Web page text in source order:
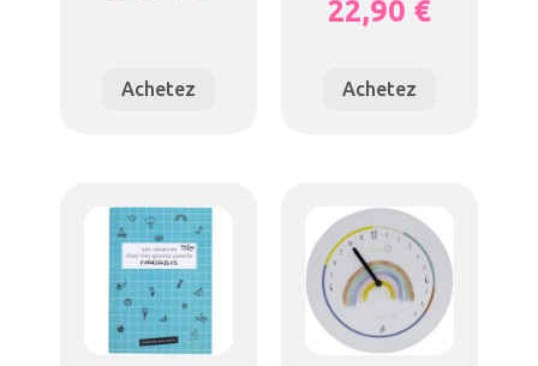
Achetez
22,90 €
Achetez